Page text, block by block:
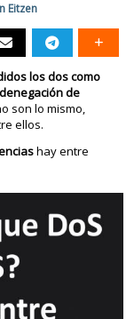
Eitzen
los dos como
de
son lo mismo,
ellos.
hay entre